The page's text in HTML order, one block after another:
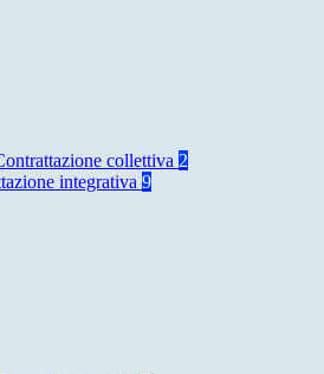
collettiva 2
integrativa 9